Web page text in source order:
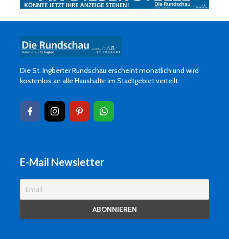
Die St. Ingberter Rundschau erscheint monatlich und wird
kostenlos an alle Haushalte im Stadtgebiet verteilt.
E-Mail Newsletter